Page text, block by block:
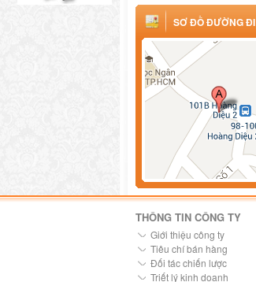
SƠ ĐỒ ĐƯỜNG ĐI
THÔNG TIN CÔNG TY
Giới thiệu công ty
Tiêu chí bán hàng
Đối tác chiến lược
Triết lý kinh doanh